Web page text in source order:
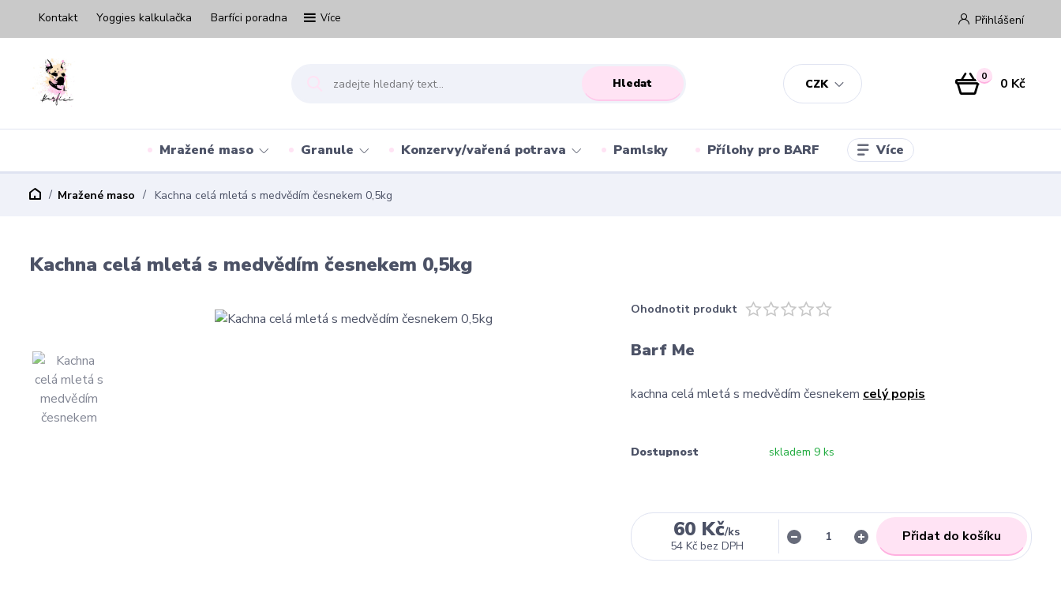
Kontakt Yoggies kalkulačka Barfíci poradna Více
CZK
Přihlášení
Hledat 0 0 Kč
Mražené maso Granule Konzervy/vařená potrava Pamlsky Přílohy pro BARF Více
Mražené maso Kachna celá mletá s medvědím česnekem 0,5kg
Kachna celá mletá s medvědím česnekem 0,5kg
Ohodnotit produkt
Barf Me
kachna celá mletá s medvědím česnekem celý popis
Dostupnost skladem 9 ks
60 Kč/ks
54 Kč bez DPH
Přidat do košíku